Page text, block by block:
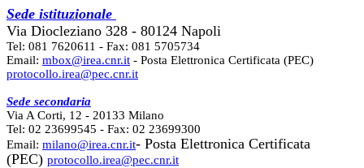
Sede istituzionale
Via Diocleziano 328 - 80124 Napoli
Tel: 081 7620611 - Fax: 081 5705734
Email: mbox@irea.cnr.it - Posta Elettronica Certificata (PEC)
protocollo.irea@pec.cnr.it
Sede secondaria
Via A Corti, 12 - 20133 Milano
Tel: 02 23699545 - Fax: 02 23699300
Email: milano@irea.cnr.it- Posta Elettronica Certificata
(PEC) protocollo.irea@pec.cnr.it